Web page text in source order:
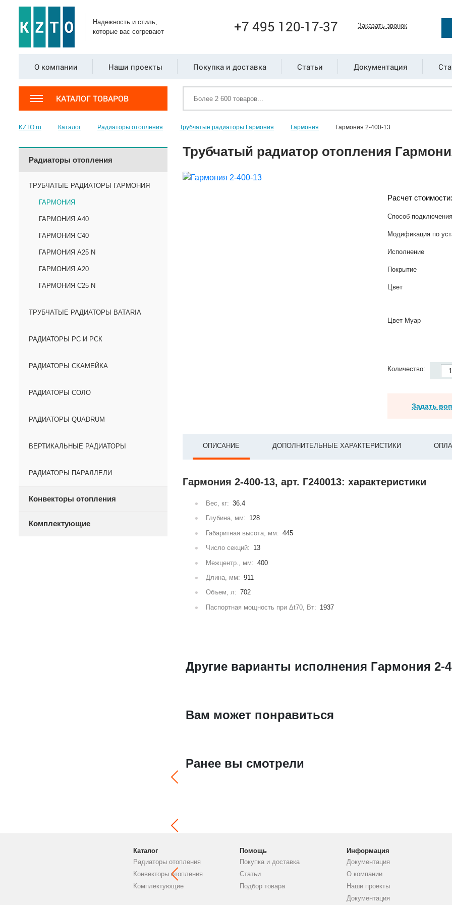
Надежность и стиль,
которые вас согревают
+7 495 120-17-37 Заказать звонок
О компании Наши проекты Покупка и доставка Статьи Документация
КАТАЛОГ ТОВАРОВ
KZTO.ru Каталог Радиаторы отопления Трубчатые радиаторы Гармония Гармония Гармония 2-400-13
Радиаторы отопления
ТРУБЧАТЫЕ РАДИАТОРЫ ГАРМОНИЯ
ГАРМОНИЯ
ГАРМОНИЯ А40
ГАРМОНИЯ С40
ГАРМОНИЯ А25 N
ГАРМОНИЯ А20
ГАРМОНИЯ С25 N
ТРУБЧАТЫЕ РАДИАТОРЫ BATARIA
РАДИАТОРЫ РС И РСК
РАДИАТОРЫ СКАМЕЙКА
РАДИАТОРЫ СОЛО
РАДИАТОРЫ QUADRUM
ВЕРТИКАЛЬНЫЕ РАДИАТОРЫ
РАДИАТОРЫ ПАРАЛЛЕЛИ
Конвекторы отопления
Комплектующие
Трубчатый радиатор отопления
Расчет
Способ
Модификация по
Исполнение
Покрытие
Цвет
Цвет Муар
Количество:
Задать
ОПИСАНИЕ ДОПОЛНИТЕЛЬНЫЕ ХАРАКТЕРИСТИКИ
Гармония 2-400-13, арт. Г240013: характеристики
Вес, кг: 36.4
Глубина, мм: 128
Габаритная высота, мм: 445
Число секций: 13
Межцентр., мм: 400
Длина, мм: 911
Объем, л: 702
Паспортная мощность при Δt70, Вт: 1937
Другие варианты исполнения Гармония 2-
Вам может понравиться
Ранее вы смотрели
Каталог
Радиаторы отопления
Конвекторы отопления
Комплектующие
Помощь
Покупка и доставка
Статьи
Подбор товара
Информация
Документация
О компании
Наши проекты
Документация